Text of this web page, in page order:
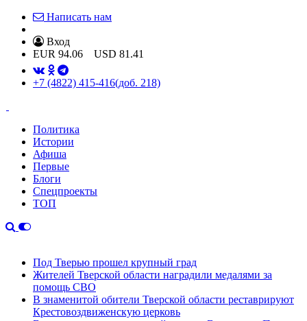
Написать нам
Вход
EUR 94.06 USD 81.41
+7 (4822) 415-416(доб. 218)
Политика
Истории
Афиша
Первые
Блоги
Спецпроекты
ТОП
Под Тверью прошел крупный град
Жителей Тверской области наградили медалями за
помощь СВО
В знаменитой обители Тверской области реставрируют
Крестовоздвиженскую церковь